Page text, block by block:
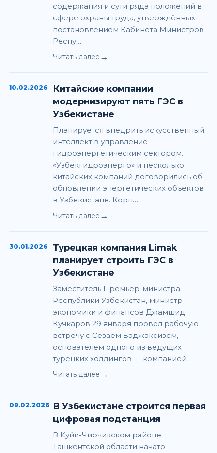
содержания и сути ряда положений в
сфере охраны труда, утверждённых
постановлением Кабинета Министров
Респу…
Читать далее →
10.02.2026
Китайские компании
модернизируют пять ГЭС в
Узбекистане
Планируется внедрить искусственный
интеллект в управление
гидроэнергетическим сектором.
«Узбекгидроэнерго» и несколько
китайских компаний договорились об
обновлении энергетических объектов
в Узбекистане. Корп…
Читать далее →
30.01.2026
Турецкая компания Limak
планирует строить ГЭС в
Узбекистане
Заместитель Премьер-министра
Республики Узбекистан, министр
экономики и финансов Джамшид
Кучкаров 29 января провел рабочую
встречу с Сезаем Баджаксизом,
основателем одного из ведущих
турецких холдингов — компанией…
Читать далее →
09.02.2026 В Узбекистане строится первая
цифровая подстанция
В Куйи-Чирчикском районе
Ташкентской области начато